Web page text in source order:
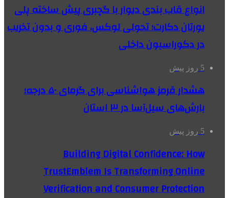
انواع قاب بندی دیوار با گچبری پیش ساخته پلی
یورتان دکارت؛ تحولی لوکس، فوری و بدون تخریب
در دکوراسیون داخلی
5 روز پیش
هشدار قرمز هواشناسی برای گرمای ۵۰ درجه؛
بارش‌های سیل‌آسا در ۳ استان
5 روز پیش
Building Digital Confidence: How
TrustEmblem Is Transforming Online
Verification and Consumer Protection